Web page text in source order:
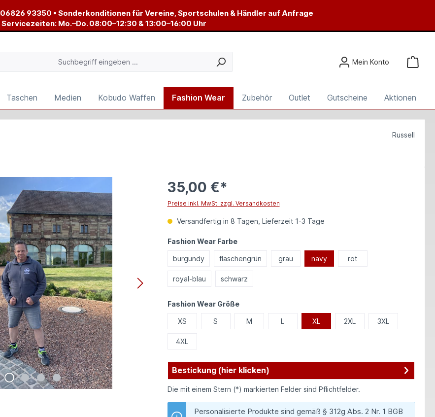
06826 93350 • Sonderkonditionen für Vereine, Sportschulen & Händler auf Anfrage
Servicezeiten: Mo.–Do. 08:00–12:30 & 13:00–16:00 Uhr
Mein Konto
Taschen Medien Kobudo Waffen Fashion Wear Zubehör Outlet Gutscheine Aktionen
Russell
35,00 €*
Preise inkl. MwSt. zzgl. Versandkosten
Versandfertig in 8 Tagen, Lieferzeit 1-3 Tage
Fashion Wear Farbeauswählen
burgundy flaschengrün grau navy rot
royal-blau schwarz
Fashion Wear Größeauswählen
XS S M L XL 2XL 3XL
4XL
Bestickung (hier klicken)
Die mit einem Stern (*) markierten Felder sind Pflichtfelder.
Personalisierte Produkte sind gemäß § 312g Abs. 2 Nr. 1 BGB